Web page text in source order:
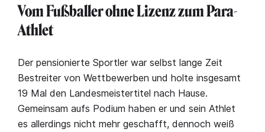
Vom Fußballer ohne Lizenz zum Para-
Athlet
Der pensionierte Sportler war selbst lange Zeit
Bestreiter von Wettbewerben und holte insgesamt
19 Mal den Landesmeistertitel nach Hause.
Gemeinsam aufs Podium haben er und sein Athlet
es allerdings nicht mehr geschafft, dennoch weiß